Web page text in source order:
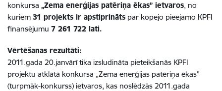
konkursa „Zema enerģijas patēriņa ēkas” ietvaros, no
kuriem 31 projekts ir apstiprināts par kopējo pieejamo KPFI
finansējumu 7 261 722 lati.
Vērtēšanas rezultāti:
2011.gada 20.janvārī tika izsludināta pieteikšanās KPFI
projektu atklātā konkursa „Zema enerģijas patēriņa ēkas”
(turpmāk-konkurss) ietvaros, kas noslēdzās 2011.gada